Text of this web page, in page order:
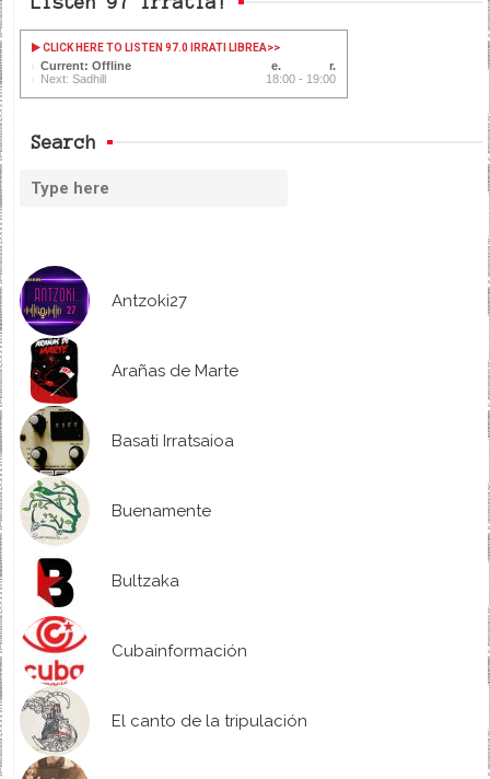
CLICK HERE TO LISTEN 97.0 IRRATI LIBREA>>
Current: Offline
Next: Sadhill
18:00 - 19:00
Search
Antzoki27
Arañas de Marte
Basati Irratsaioa
Buenamente
Bultzaka
Cubainformación
El canto de la tripulación